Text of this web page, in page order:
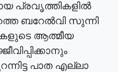
പ്രവൃത്തികളിൽ
ബറേൽവി സുന്നി
ആത്മീയ
പാത എല്ലാ